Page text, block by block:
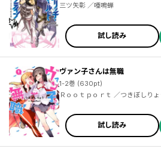
三ツ矢彰 ／唖鳴蝉
試し読み
ヴァン子さんは無職
1-2巻 (630pt)
Ｒｏｏｔｐｏｒｔ ／つきぼしり
試し読み